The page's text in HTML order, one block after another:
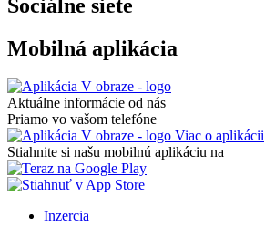
Sociálne siete
Mobilná aplikácia
Aktuálne informácie od nás
Priamo vo vašom telefóne
Viac o aplikácii
Stiahnite si našu mobilnú aplikáciu na
Inzercia